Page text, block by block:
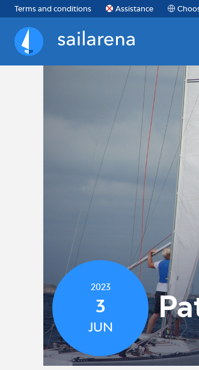
Terms and conditions Assistance
Sailarena
2023
3
JUN